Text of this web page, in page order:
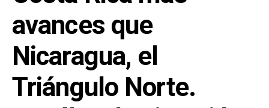
avances que
Nicaragua, el
Triángulo Norte.